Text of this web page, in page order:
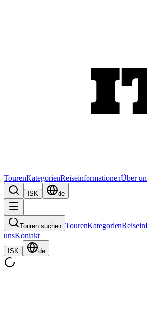
TourenKategorienReiseinformationenÜber
ISK de
Touren suchen TourenKategorien
unsKontakt
ISK de